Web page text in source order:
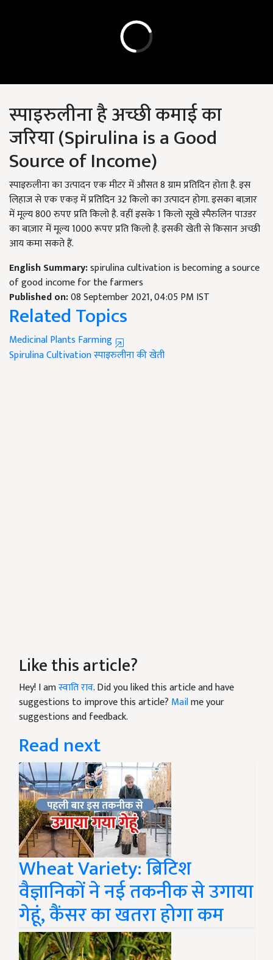
स्पाइरुलीना है अच्छी कमाई का
जरिया (Spirulina is a Good
Source of Income)
स्पाइरुलीना का उत्पादन एक मीटर में औसत 8 ग्राम प्रतिदिन होता है. इस
लिहाज से एक एकड़ में प्रतिदिन 32 किलो का उत्पादन होगा. इसका बाज़ार
में मूल्य 800 रुपए प्रति किलो है. वहीं इसके 1 किलो सूखे स्पैरुलिन पाउडर
का बाज़ार में मूल्य 1000 रूपए प्रति किलो है. इसकी खेती से किसान अच्छी
आय कमा सकते हैं.
English Summary:spirulina cultivation is becoming a source
of good income for the farmers
Published on:08 September 2021, 04:05 PM IST
Related Topics
Medicinal Plants Farming
Spirulina Cultivationस्पाइरुलीना की खेती
Like this article?
Hey! I amस्वाति राव. Did you liked this article and have
suggestions to improve this article? Mailme your
suggestions and feedback.
Read next
Wheat Variety: ब्रिटिश
वैज्ञानिकों ने नई तकनीक से उगाया
गेहूं, कैंसर का खतरा होगा कम